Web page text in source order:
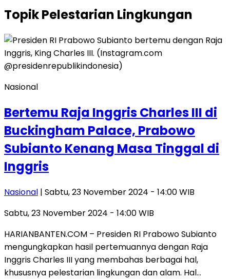
TopikPelestarian Lingkungan
Nasional
Bertemu Raja Inggris Charles III di
Buckingham Palace, Prabowo
Subianto Kenang Masa Tinggal di
Inggris
Nasional | Sabtu, 23 November 2024 - 14:00 WIB
Sabtu, 23 November 2024 - 14:00 WIB
HARIANBANTEN.COM – Presiden RI Prabowo Subianto
mengungkapkan hasil pertemuannya dengan Raja
Inggris Charles III yang membahas berbagai hal,
khususnya pelestarian lingkungan dan alam. Hal…